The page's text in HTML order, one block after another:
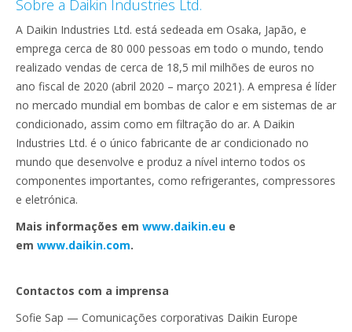
Sobre a Daikin Industries Ltd.
A Daikin Industries Ltd. está sedeada em Osaka, Japão, e
emprega cerca de 80 000 pessoas em todo o mundo, tendo
realizado vendas de cerca de 18,5 mil milhões de euros no
ano fiscal de 2020 (abril 2020 – março 2021). A empresa é líder
no mercado mundial em bombas de calor e em sistemas de ar
condicionado, assim como em filtração do ar. A Daikin
Industries Ltd. é o único fabricante de ar condicionado no
mundo que desenvolve e produz a nível interno todos os
componentes importantes, como refrigerantes, compressores
e eletrónica.
Mais informações em www.daikin.eu e
em www.daikin.com.
Contactos com a imprensa
Sofie Sap — Comunicações corporativas Daikin Europe